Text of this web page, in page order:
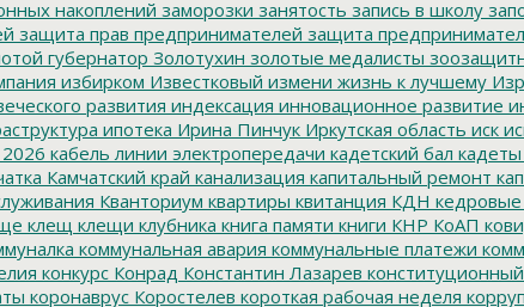
накоплений заморозки занятость запись в школу
защита прав предпринимателей защита
губернатор Золотухин золотые медалисты
избирком Известковый измени жизнь к лучшему
развития индексация инновационное развитие
ипотека Ирина Пинчук Иркутская область иск
кабель линии электропередачи кадетский бал кадеты
Камчатский край канализация капитальный ремонт
Кванториум квартиры квитанция КДН
клещ клещи клубника книга памяти книги КНР КоАП
коммунальная авария коммунальные платежи
конкурс Конрад Константин Лазарев
коронаврус Коростелев короткая рабочая неделя